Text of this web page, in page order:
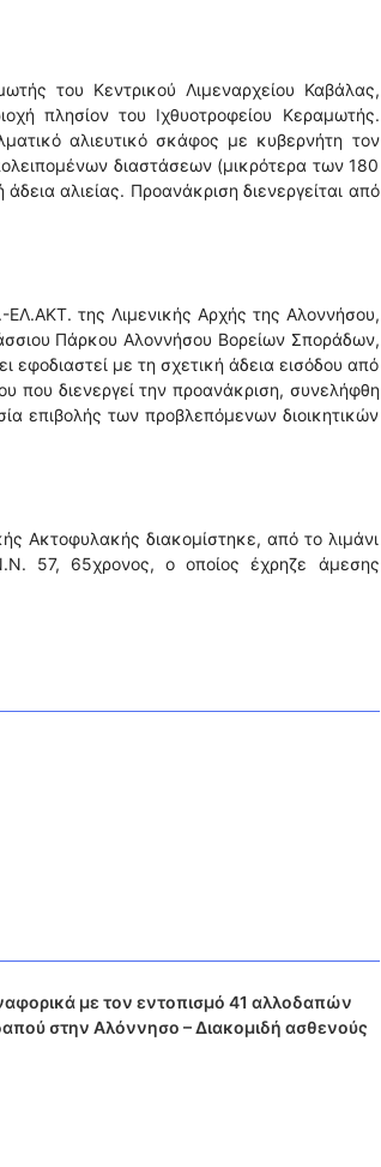
του Κεντρικού Λιμεναρχείου Καβάλας,
πλησίον του Ιχθυοτροφείου Κεραμωτής.
αλιευτικό σκάφος με κυβερνήτη τον
διαστάσεων (μικρότερα των 180
αλιείας. Προανάκριση διενεργείται από
της Λιμενικής Αρχής της Αλοννήσου,
Πάρκου Αλοννήσου Βορείων Σποράδων,
με τη σχετική άδεια εισόδου από
που διενεργεί την προανάκριση, συνελήφθη
επιβολής των προβλεπόμενων διοικητικών
Ακτοφυλακής διακομίστηκε, από το λιμάνι
57, 65χρονος, ο οποίος έχρηζε άμεσης
με τον εντοπισμό 41 αλλοδαπών
στην Αλόννησο – Διακομιδή ασθενούς